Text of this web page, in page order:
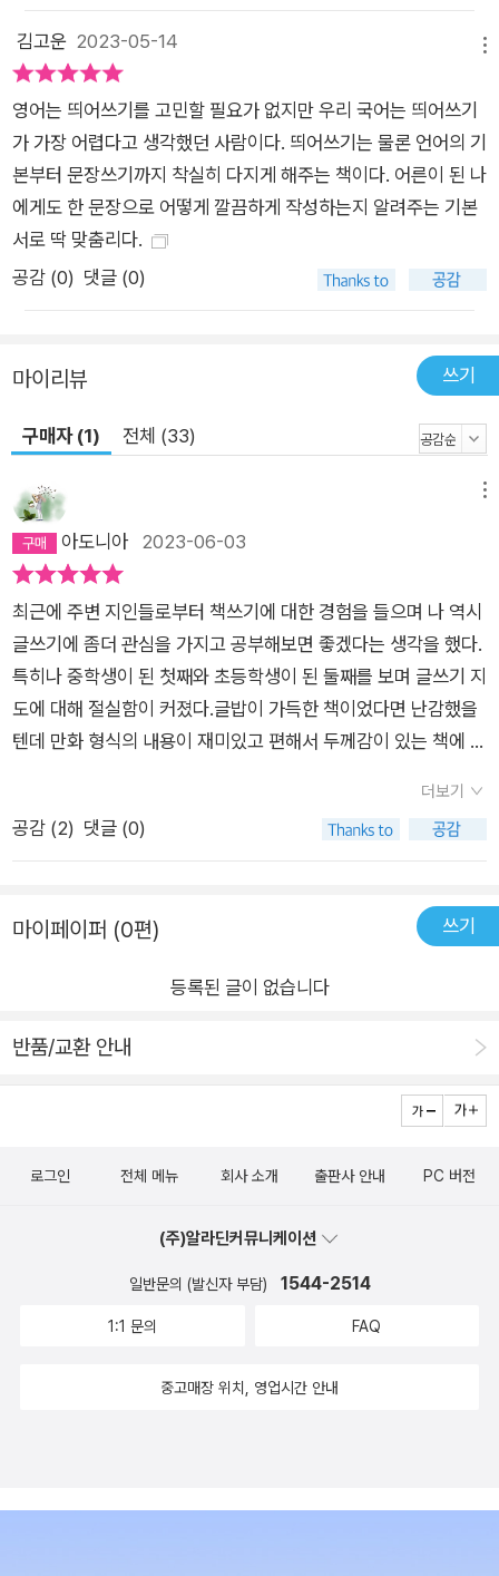
김고운 2023-05-14
영어는 띄어쓰기를 고민할 필요가 없지만 우리 국어는 띄어쓰기
가 가장 어렵다고 생각했던 사람이다. 띄어쓰기는 물론 언어의 기
본부터 문장쓰기까지 착실히 다지게 해주는 책이다. 어른이 된 나
에게도 한 문장으로 어떻게 깔끔하게 작성하는지 알려주는 기본
서로 딱 맞춤리다.
공감 (0) 댓글 (0)
마이리뷰 쓰기
구매자 (1) 전체 (33)
아도니아 2023-06-03
최근에 주변 지인들로부터 책쓰기에 대한 경험을 들으며 나 역시
글쓰기에 좀더 관심을 가지고 공부해보면 좋겠다는 생각을 했다.
특히나 중학생이 된 첫째와 초등학생이 된 둘째를 보며 글쓰기 지
도에 대해 절실함이 커졌다.글밥이 가득한 책이었다면 난감했을
텐데 만화 형식의 내용이 재미있고 편해서 두께감이 있는 책에 대
지 그림작가님의 책이라니 반갑기만 하다.이 책은 크게 3부로 구
성되어 있다.1부는 글쓰기 기본 책이니 만큼 맞춤법과 띄어쓰기
다. 2부는 올바른 표현 쓰기, 3부는 한 문장을 멋지게 쓰기로 구
성되어 있다. 1부의 내용은 초등학생을 주제로 한 다양한 책들이
출간되어 있다보니 어렵지는 않았지만 학생들에게는 여전히 헷
부터는 내용이 유익하고 자세히 연습해볼 수 있어 너무 좋았다.​각
이 꼭 필요한 조언들이다. 2부에 '올바른 표현으로 바꾸어 보
기'는 나 역시도 놓치고 있던 부분이 많아 도움도 반성도 많이 되
었는데 예를들어 '빡세게'라는 말을 이렇게 다양하게 바꾸어 쓸
실제 글쓰기에 적용할만한 3부 '한 문장을 멋지게 써보기' 역시
들을 짚어주고 공식처럼 써볼 수 있는 다섯가지 방법들이 자세히
안내되어 앞으로 종종 찾아 써봐야겠다는 생각이 들었다. 특히 마
습해볼 필요가 있을만큼 중요한 팁이 가득이라 추천이다!※ 본 서
더보기
공감 (2) 댓글 (0)
마이페이퍼 (0편) 쓰기
등록된 글이 없습니다
반품/교환 안내
로그인 전체 메뉴 회사 소개 출판사 안내 PC 버전
(주)알라딘커뮤니케이션
일반문의 (발신자 부담) 1544-2514
1:1 문의 FAQ
중고매장 위치, 영업시간 안내